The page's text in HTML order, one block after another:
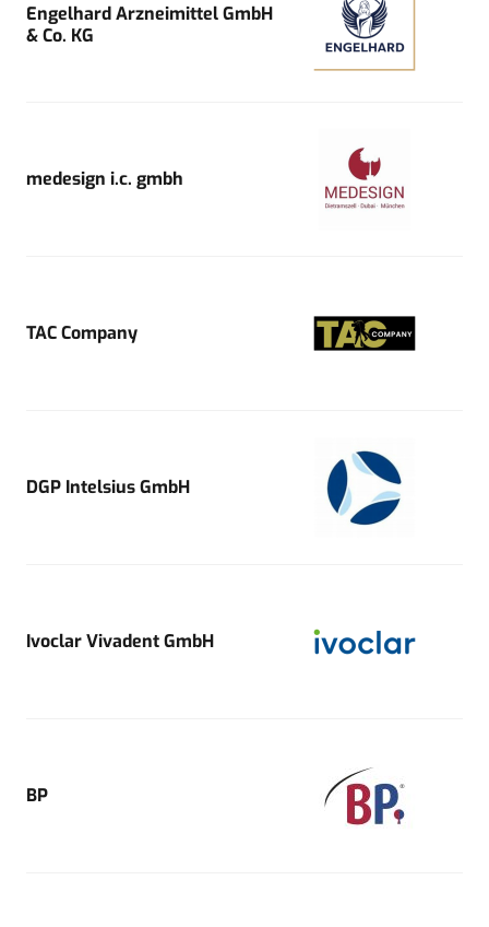
Engelhard Arzneimittel GmbH
& Co. KG
medesign i.c. gmbh
TAC Company
DGP Intelsius GmbH
Ivoclar Vivadent GmbH
BP